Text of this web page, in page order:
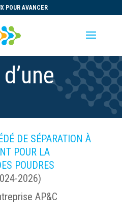
POUR AVANCER
DE SÉPARATION À
POUR LA
POUDRES
2026)
AP&C